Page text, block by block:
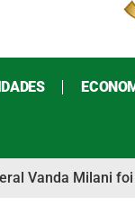
Vanda Milani